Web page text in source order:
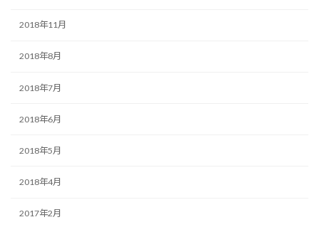
2018年11月
2018年8月
2018年7月
2018年6月
2018年5月
2018年4月
2017年2月